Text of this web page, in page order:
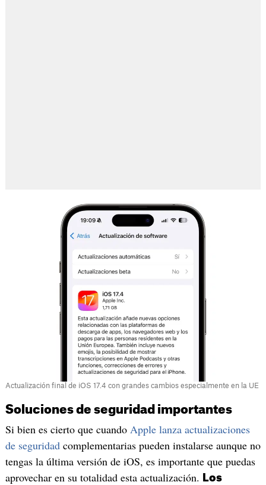
Actualización final de iOS 17.4 con grandes cambios especialmente en la UE
Soluciones de seguridad importantes
Si bien es cierto que cuando Apple lanza actualizaciones
de seguridadcomplementarias pueden instalarse aunque no
tengas la última versión de iOS, es importante que puedas
aprovechar en su totalidad esta actualización.
Los